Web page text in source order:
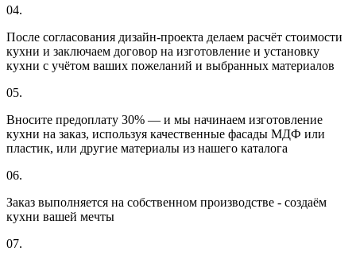
04.
После согласования дизайн-проекта делаем расчёт стоимости
кухни и заключаем договор на изготовление и установку
кухни с учётом ваших пожеланий и выбранных материалов
05.
Вносите предоплату 30% — и мы начинаем изготовление
кухни на заказ, используя качественные фасады МДФ или
пластик, или другие материалы из нашего каталога
06.
Заказ выполняется на собственном производстве - создаём
кухни вашей мечты
07.